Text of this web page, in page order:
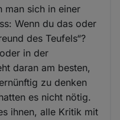
man sich in einer
Wenn du das oder
des Teufels“?
in der
daran am besten,
zu denken
es nicht nötig.
ihnen, alle Kritik mit